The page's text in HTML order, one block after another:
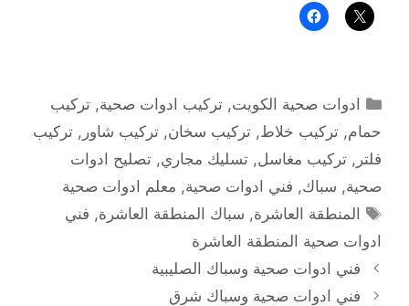
التصنيفات
ادوات صحية الكويت,تركيب ادوات صحية,تركيب
حمام, تركيب خلاط, تركيب سخان, تركيب شاور , تركيب
فلتر , تركيب مغاسل, تسليك مجاري, تصليح ادوات
صحية, سباك, فني ادوات صحية, معلم ادوات صحية
الوسوم
المنطقة العاشرة, سباك المنطقة العاشرة, فني
ادوات صحية المنطقة العاشرة
فني ادوات صحية وسباك الصليبية
فني ادوات صحية وسباك شرق